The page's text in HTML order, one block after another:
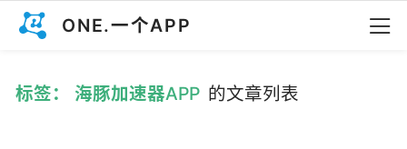
ONE.一个APP
标签： 海豚加速器APP 的文章列表